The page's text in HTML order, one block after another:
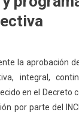
la aprobación
integral,
en el Decreto
por parte del